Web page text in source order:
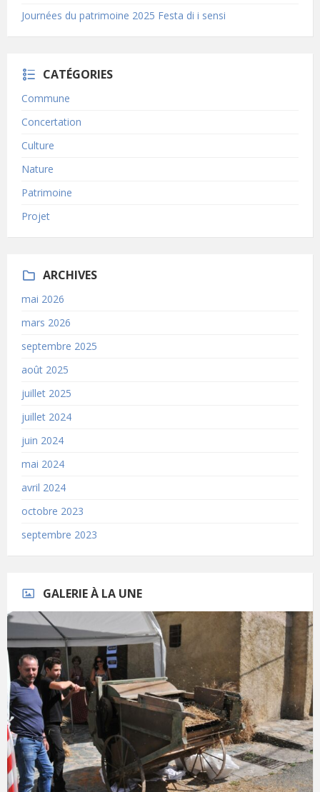
Journées du patrimoine 2025 Festa di i sensi
CATÉGORIES
Commune
Concertation
Culture
Nature
Patrimoine
Projet
ARCHIVES
mai 2026
mars 2026
septembre 2025
août 2025
juillet 2025
juillet 2024
juin 2024
mai 2024
avril 2024
octobre 2023
septembre 2023
GALERIE À LA UNE